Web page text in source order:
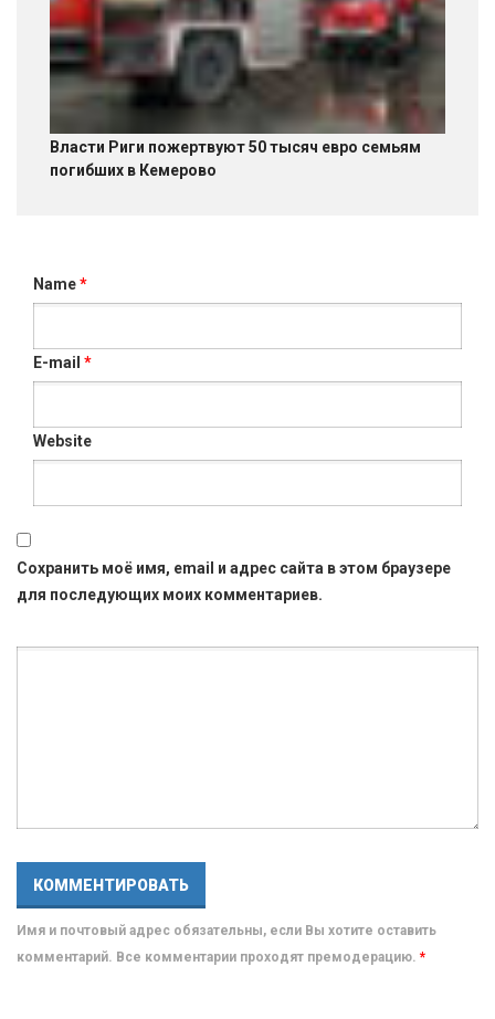
Власти Риги пожертвуют 50 тысяч евро семьям
погибших в Кемерово
Name*
E-mail *
Website
Сохранить моё имя, email и адрес сайта в этом браузере
для последующих моих комментариев.
Имя и почтовый адрес обязательны, если Вы хотите оставить
комментарий. Все комментарии проходят премодерацию. *